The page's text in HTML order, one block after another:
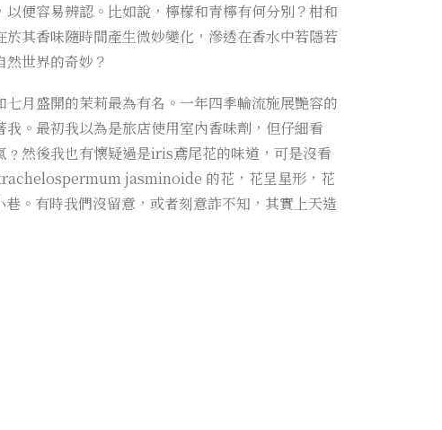
便容易辨認。比如說，檸檬和青檸有何分別？柑和
其香味隨時間產生微妙變化，滲透在香水中若隱若
世界的奇妙？
月盛開的茉莉最為有名。一年四季輪流施展艷容的
。最初我以為是旅店使用室內香味劑，但仔細看
然後我也有懷疑過是iris鳶尾花的味道，可是沒看
jasminoide 的花，花呈星形，花
。有時我們沒留意，或者刻意詐不知，其實上天造